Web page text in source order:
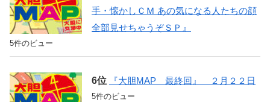
手・懐かしＣＭ あの気になる人たちの顔
全部見せちゃうぞＳＰ』
5件のビュー
『大胆MAP 最終回』 ２月２２日
5件のビュー